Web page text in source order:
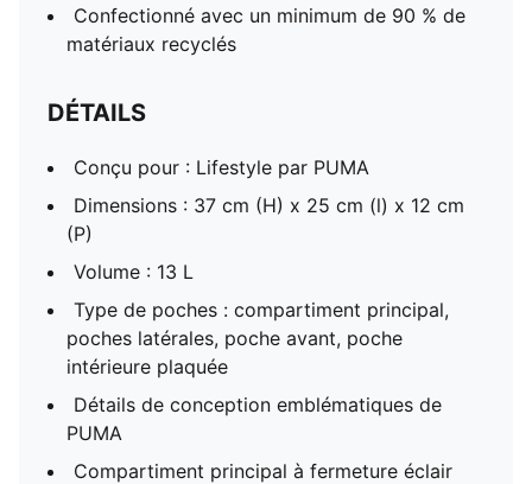
Confectionné avec un minimum de 90 % de
matériaux recyclés
DÉTAILS
Conçu pour : Lifestyle par PUMA
Dimensions : 37 cm (H) x 25 cm (l) x 12 cm
(P)
Volume : 13 L
Type de poches : compartiment principal,
poches latérales, poche avant, poche
intérieure plaquée
Détails de conception emblématiques de
PUMA
Compartiment principal à fermeture éclair